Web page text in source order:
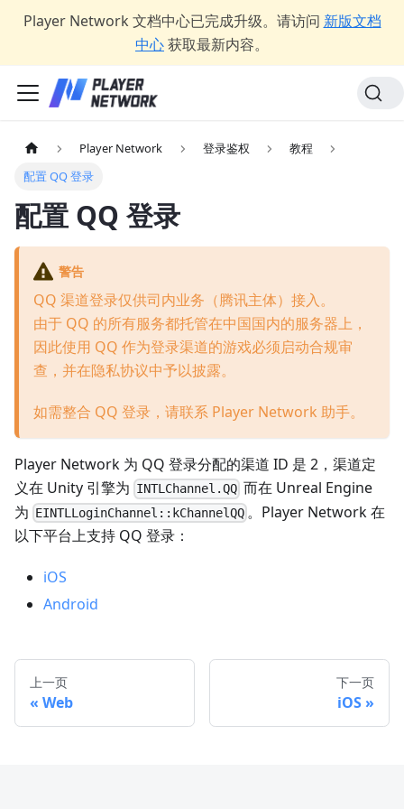
Player Network 文档中心已完成升级。请访问 新版文档
中心获取最新内容。
Player Network 登录鉴权
教程
配置 QQ 登录
配置 QQ 登录
警告
QQ 渠道登录仅供司内业务（腾讯主体）接入。
由于 QQ 的所有服务都托管在中国国内的服务器上，
因此使用 QQ 作为登录渠道的游戏必须启动合规审
查，并在隐私协议中予以披露。
如需整合 QQ 登录，请联系 Player Network 助手。
Player Network 为 QQ 登录分配的渠道 ID 是 2，渠道定
义在 Unity 引擎为 INTLChannel.QQ 而在 Unreal Engine
为 EINTLLoginChannel::kChannelQQ 。Player Network 在
以下平台上支持 QQ 登录：
iOS
Android
上一页
Web
下一页
iOS